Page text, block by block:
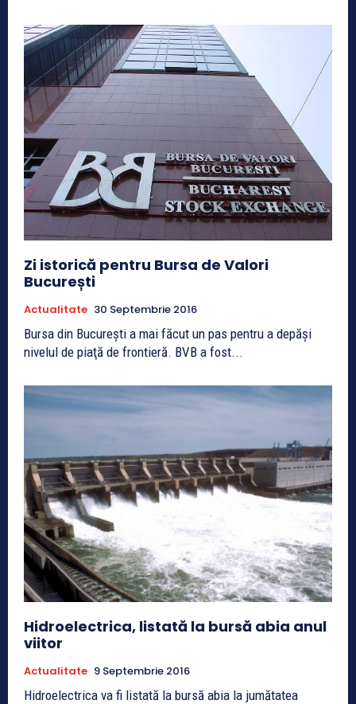
Zi istorică pentru Bursa de Valori
București
Actualitate 30 Septembrie 2016
Bursa din Bucureşti a mai făcut un pas pentru a depăşi
nivelul de piaţă de frontieră. BVB a fost...
Hidroelectrica, listată la bursă abia anul
viitor
Actualitate 9 Septembrie 2016
Hidroelectrica va fi listată la bursă abia la jumătatea